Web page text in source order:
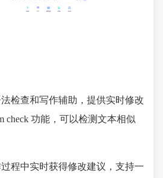
检查和写作辅助，提供实时修改
check 功能，可以检测文本相似
程中实时获得修改建议，支持一